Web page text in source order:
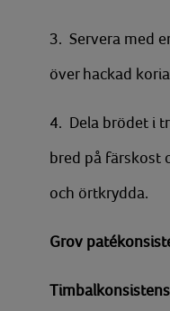
3. Servera med
över hackad
4. Dela brödet i
bred på färskost
och örtkrydda.
Grov